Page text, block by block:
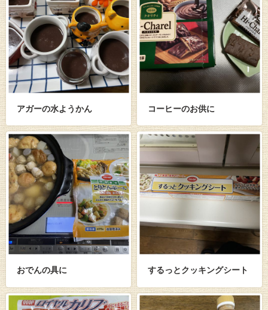
アガーの水ようかん コーヒーのお供に
おでんの具に するっとクッキングシート